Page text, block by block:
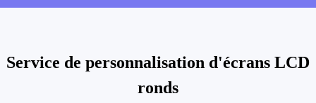
Service de personnalisation d'écrans LCD
ronds